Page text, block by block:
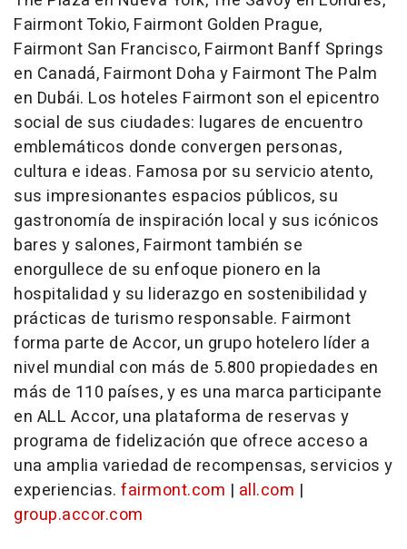
Fairmont Tokio, Fairmont Golden Prague,
Fairmont San Francisco, Fairmont Banff Springs
en Canadá, Fairmont Doha y Fairmont The Palm
en Dubái. Los hoteles Fairmont son el epicentro
social de sus ciudades: lugares de encuentro
emblemáticos donde convergen personas,
cultura e ideas. Famosa por su servicio atento,
sus impresionantes espacios públicos, su
gastronomía de inspiración local y sus icónicos
bares y salones, Fairmont también se
enorgullece de su enfoque pionero en la
hospitalidad y su liderazgo en sostenibilidad y
prácticas de turismo responsable. Fairmont
forma parte de Accor, un grupo hotelero líder a
nivel mundial con más de 5.800 propiedades en
más de 110 países, y es una marca participante
en ALL Accor, una plataforma de reservas y
programa de fidelización que ofrece acceso a
una amplia variedad de recompensas, servicios y
experiencias. fairmont.com | all.com |
group.accor.com